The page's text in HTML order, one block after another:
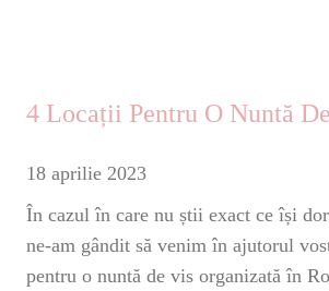
4 Locații Pentru O Nuntă
18 aprilie 2023
În cazul în care nu știi exact ce își
ne-am gândit să venim în ajutorul
pentru o nuntă de vis organizată în